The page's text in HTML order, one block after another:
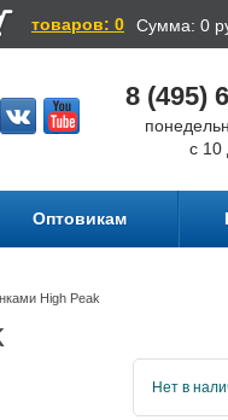
товаров: 0 Сумма: 0
8 (495)
с 10
Оптовикам
High Peak
Нет в